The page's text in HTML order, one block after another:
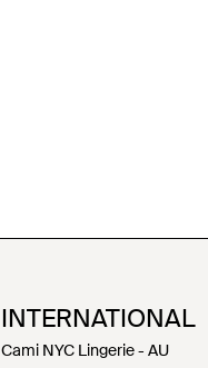
INTERNATIONAL
Cami NYC Lingerie - AU